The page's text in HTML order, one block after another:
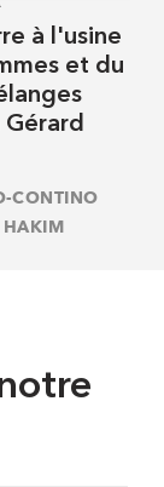
à l'usine
et du
CONTINO
HAKIM